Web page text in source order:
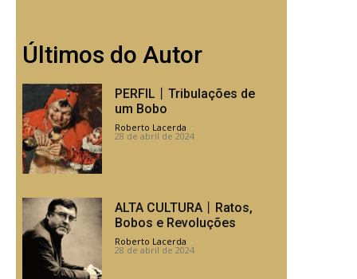
Últimos do Autor
PERFIL丨Tribulações de
um Bobo
Roberto Lacerda -
28 de abril de 2024
ALTA CULTURA丨Ratos,
Bobos e Revoluções
Roberto Lacerda -
28 de abril de 2024